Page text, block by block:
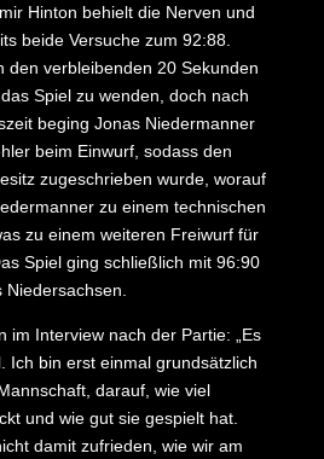
Hinton behielt die Nerven und
beide Versuche zum 92:88.
den verbleibenden 20 Sekunden
Spiel zu wenden, doch nach
beging Jonas Niedermanner
beim Einwurf, sodass den
zugeschrieben wurde, worauf
zu einem technischen
zu einem weiteren Freiwurf für
Spiel ging schließlich mit 96:90
im Interview nach der Partie: „Es
Ich bin erst einmal grundsätzlich
darauf, wie viel
und wie gut sie gespielt hat.
damit zufrieden, wie wir am